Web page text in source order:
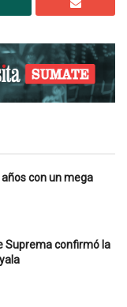
con un mega
Suprema confirmó la